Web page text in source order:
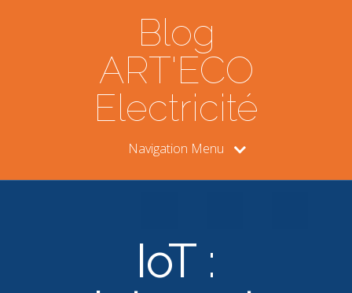
Blog
ART'ECO
Electricité
Navigation Menu
IoT :